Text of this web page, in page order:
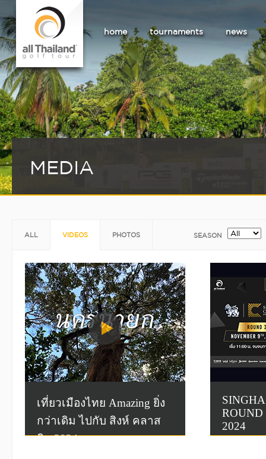
home tournaments news
MEDIA
SEASON
ALL VIDEOS PHOTOS
เที่ยวเมืองไทย Amazing ยิ่ง
กว่าเดิม ไปกับ สิงห์ คลาส
สิก 2024
ROUND
2024